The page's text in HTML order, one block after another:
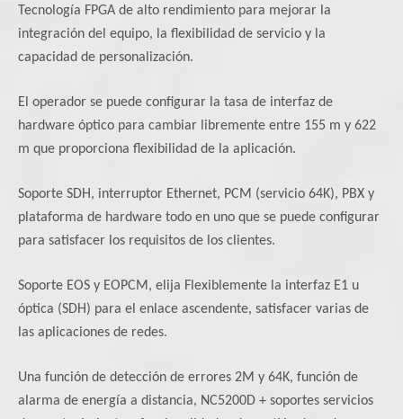
Tecnología FPGA de alto rendimiento para mejorar la
integración del equipo, la flexibilidad de servicio y la
capacidad de personalización.
El operador se puede configurar la tasa de interfaz de
hardware óptico para cambiar libremente entre 155 m y 622
m que proporciona flexibilidad de la aplicación.
Soporte SDH, interruptor Ethernet, PCM (servicio 64K), PBX y
plataforma de hardware todo en uno que se puede configurar
para satisfacer los requisitos de los clientes.
Soporte EOS y EOPCM, elija Flexiblemente la interfaz E1 u
óptica (SDH) para el enlace ascendente, satisfacer varias de
las aplicaciones de redes.
Una función de detección de errores 2M y 64K, función de
alarma de energía a distancia, NC5200D + soportes servicios